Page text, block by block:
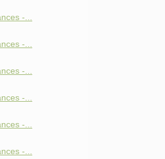
-...
-...
-...
-...
-...
-...